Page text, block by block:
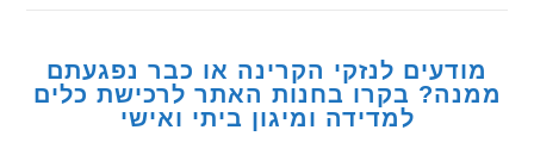
לנזקי הקרינה או כבר נפגעתם
בקרו בחנות האתר לרכישת כלים
למדידה ומיגון ביתי ואישי